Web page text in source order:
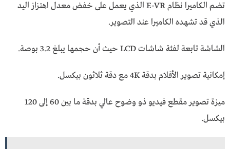
تضم الكاميرا نظام E-VR الذي يعمل على خفض معدل اهتزاز اليد
الذي قد تشهده الكاميرا عند التصوير.
الشاشة تابعة لفئة شاشات LCD حيث أن حجمها يبلغ 3.2 بوصة.
إمكانية تصوير الأفلام بدقة 4K مع دقة ثلاثون بيكسل.
ميزة تصوير مقطع فيديو ذو وضوح عالي بدقة ما بين 60 إلى 120
بيكسل.